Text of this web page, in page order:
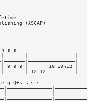
(ASCAP)
h s s
q Q+s s s s